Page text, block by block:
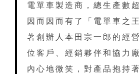
電單車製造商，總生產數
因而因而有了「電單車之
著創辦人本田宗一郎的經
位客戶、經銷夥伴和協力
內心地微笑，對產品抱持